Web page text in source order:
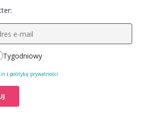
Tygodniowy
i politykę prywatności